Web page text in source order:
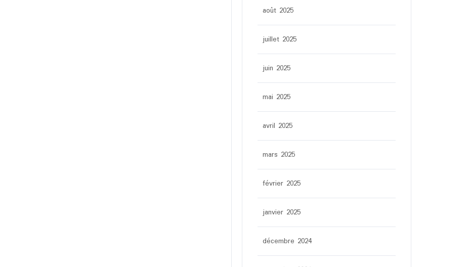
août 2025
juillet 2025
juin 2025
mai 2025
avril 2025
mars 2025
février 2025
janvier 2025
décembre 2024